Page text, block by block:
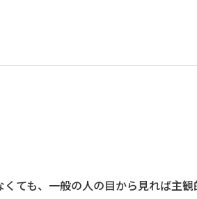
ても、一般の人の目から見れば主